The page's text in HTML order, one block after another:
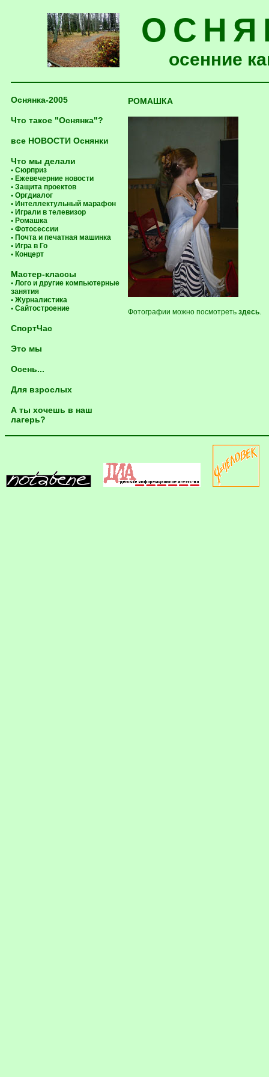
осенние
Оснянка-2005
Что такое "Оснянка"?
все НОВОСТИ Оснянки
Что мы делали
• Сюрприз
• Ежевечерние новости
• Защита проектов
• Оргдиалог
• Интеллектульный марафон
• Играли в телевизор
• Ромашка
• Фотосессии
• Почта и печатная машинка
• Игра в Го
• Концерт
Мастер-классы
• Лого и другие компьютерные
занятия
• Журналистика
• Сайтостроение
СпортЧас
Это мы
Осень...
Для взрослых
А ты хочешь в наш
лагерь?
РОМАШКА
Фотографии можно посмотреть здесь.